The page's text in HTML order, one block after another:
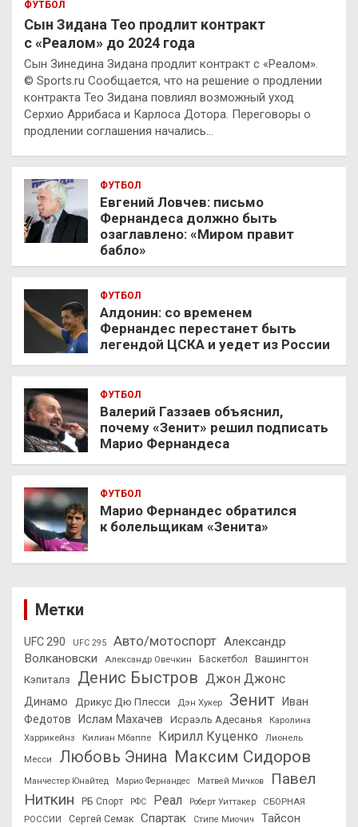
ФУТБОЛ
Сын Зидана Тео продлит контракт
с «Реалом» до 2024 года
Сын Зинедина Зидана продлит контракт с «Реалом».
© Sports.ru Сообщается, что на решение о продлении
контракта Тео Зидана повлиял возможный уход
Серхио Аррибаса и Карлоса Дотора. Переговоры о
продлении соглашения начались…
ФУТБОЛ
Евгений Ловчев: письмо
Фернандеса должно быть
озаглавлено: «Миром правит
бабло»
ФУТБОЛ
Алдонин: со временем
Фернандес перестанет быть
легендой ЦСКА и уедет из России
ФУТБОЛ
Валерий Газзаев объяснил,
почему «Зенит» решил подписать
Марио Фернандеса
ФУТБОЛ
Марио Фернандес обратился
к болельщикам «Зенита»
Метки
UFC 290 UFC 295 Авто/мотоспорт Александр
Волкановски
Александр Овечкин Баскетбол
Вашингтон
Кэпиталз
Денис Быстров Джон Джонс
Динамо Дрикус Дю Плесси Дэн Хукер Зенит
Иван
Федотов
Ислам Махачев Исраэль Адесанья
Каролина
Харрикейнз
Килиан Мбаппе Кирилл Куценко
Лионель
Месси
Любовь Энина Максим Сидоров
Манчестер Юнайтед Марио Фернандес Матвей Мичков
Павел
Ниткин
РБ Спорт РФС Реал Роберт Уиттакер
СБОРНАЯ
РОССИИ
Сергей Семак Спартак Стипе Миочич
Тайсон